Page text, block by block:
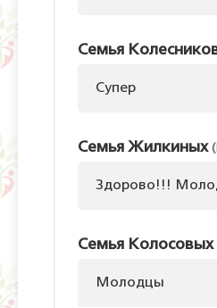
Семья
Супер
Семья Жилкиных
Здорово!!!
Семья Колосовых
Молодцы